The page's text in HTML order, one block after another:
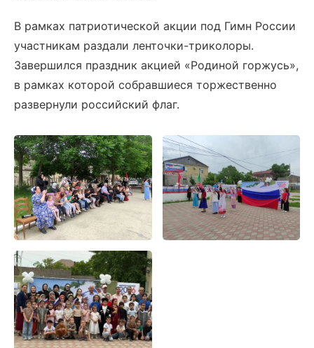
В рамках патриотической акции под Гимн России
участникам раздали ленточки-триколоры.
Завершился праздник акцией «Родиной горжусь»,
в рамках которой собравшиеся торжественно
развернули российский флаг.